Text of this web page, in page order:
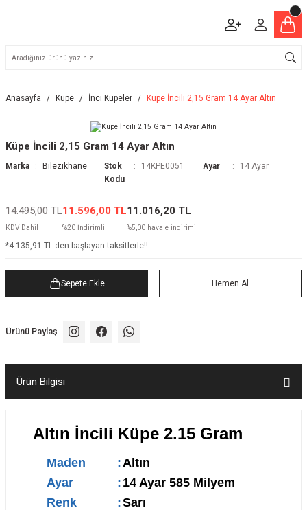
Anasayfa Küpe İnci Küpeler Küpe İncili 2,15 Gram 14 Ayar Altın
Küpe İncili 2,15 Gram 14 Ayar Altın
Marka Bilezikhane
Stok
Kodu
14KPE0051 Ayar 14 Ayar
14.495,00 TL
KDV Dahil
11.596,00 TL
%20 İndirimli
11.016,20 TL
%5,00 havale indirimi
*4.135,91 TL den başlayan taksitlerle!!
Sepete Ekle Hemen Al
Ürünü Paylaş
Ürün Bilgisi
Altın İncili Küpe 2.15 Gram
Maden :Altın
Ayar
: 14 Ayar 585 Milyem
Renk
:Sarı